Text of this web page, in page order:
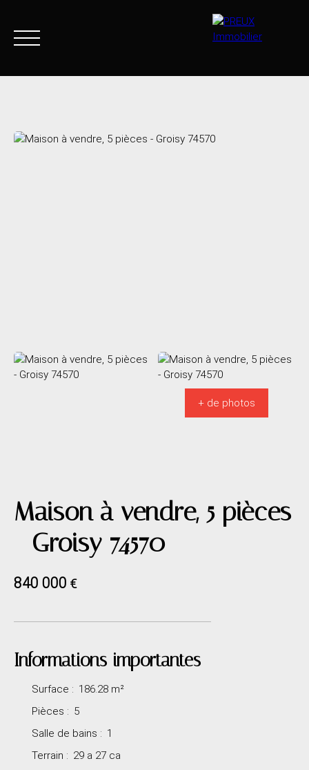
+ de photos
Maison à vendre, 5 pièces
- Groisy 74570
840 000 €
Informations importantes
Surface : 186.28 m²
Pièces : 5
Salle de bains : 1
Terrain : 29 a 27 ca